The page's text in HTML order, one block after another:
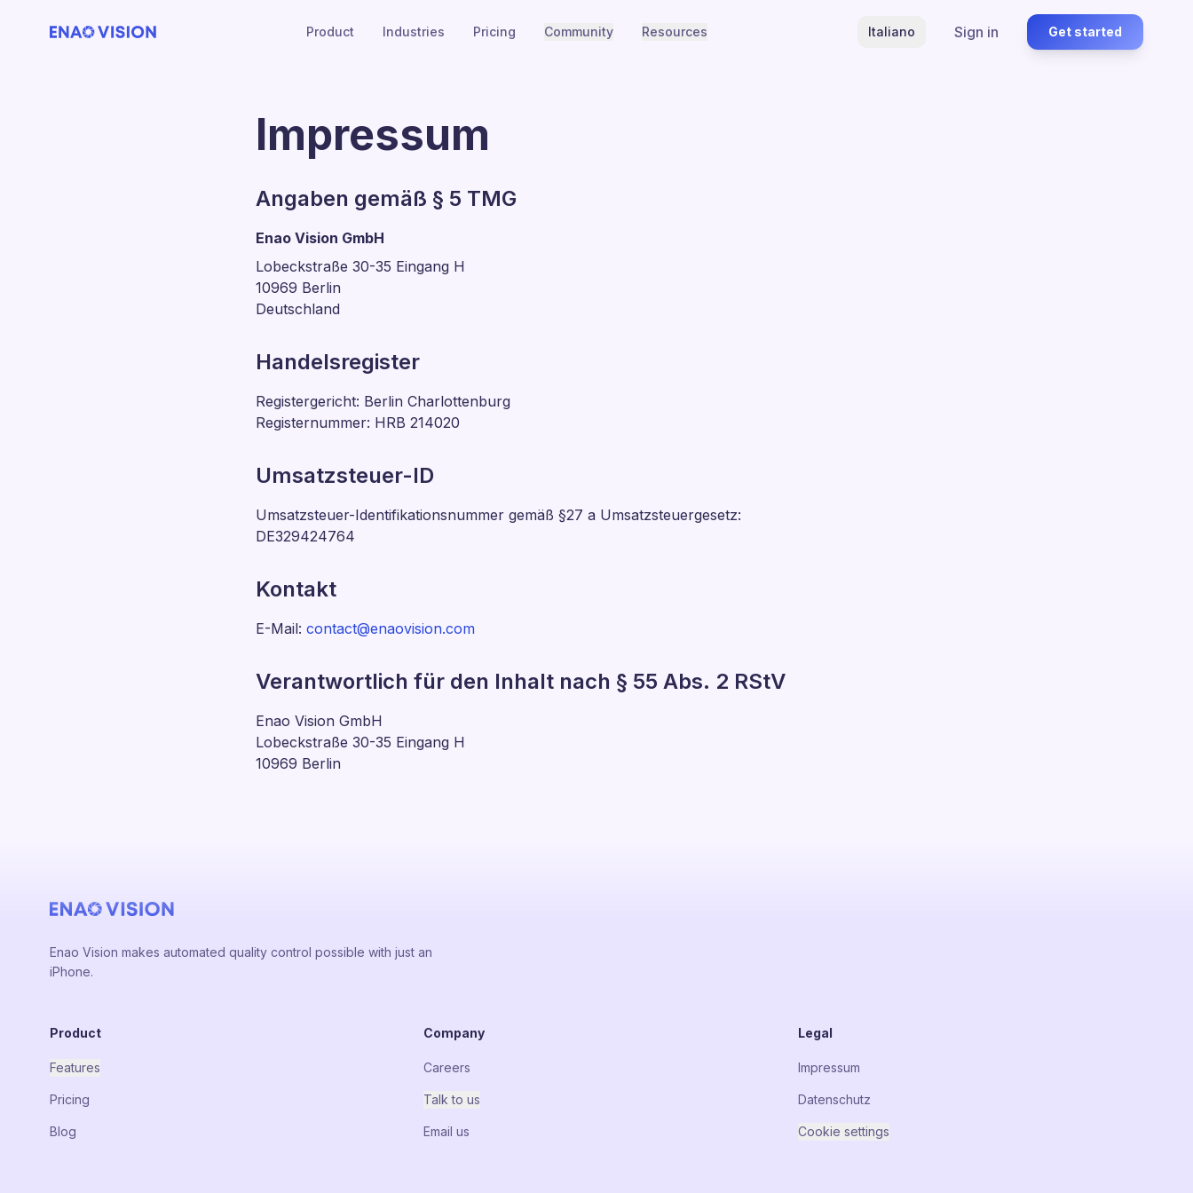
Product Industries Pricing Community Resources Italiano Sign in Get started
Impressum
Angaben gemäß § 5 TMG
Enao Vision GmbH
Lobeckstraße 30-35 Eingang H
10969 Berlin
Deutschland
Handelsregister
Registergericht: Berlin Charlottenburg
Registernummer: HRB 214020
Umsatzsteuer-ID
Umsatzsteuer-Identifikationsnummer gemäß §27 a Umsatzsteuergesetz:
DE329424764
Kontakt
E-Mail: contact@enaovision.com
Verantwortlich für den Inhalt nach § 55 Abs. 2 RStV
Enao Vision GmbH
Lobeckstraße 30-35 Eingang H
10969 Berlin
Enao Vision makes automated quality control possible with just an
iPhone.
Product
Features
Pricing
Blog
Company
Careers
Talk to us
Email us
Legal
Impressum
Datenschutz
Cookie settings